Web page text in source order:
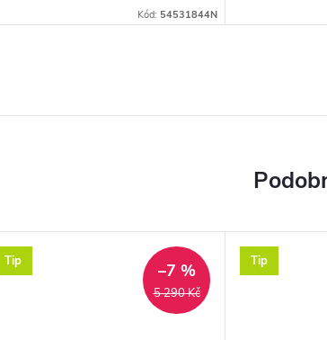
Kód: 54531844N
Tip
5 290 Kč
–7 % Tip